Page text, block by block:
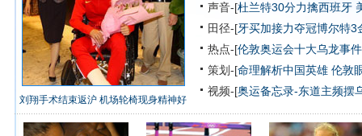
刘翔手术结束返沪 机场轮椅现身精神好
声音-[杜兰特30分力擒西班牙
田径-[牙买加接力夺冠博尔特3
热点-[伦敦奥运会十大乌龙事件
策划-[命理解析中国英雄 伦敦
视频-[奥运备忘录-东道主频摆